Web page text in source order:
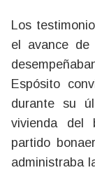
Los
el avance
Espósito
durante su
vivienda del
partido
administraba